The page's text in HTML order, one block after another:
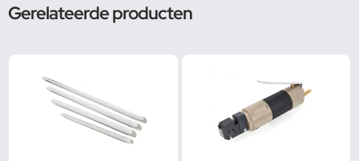
Gerelateerde producten